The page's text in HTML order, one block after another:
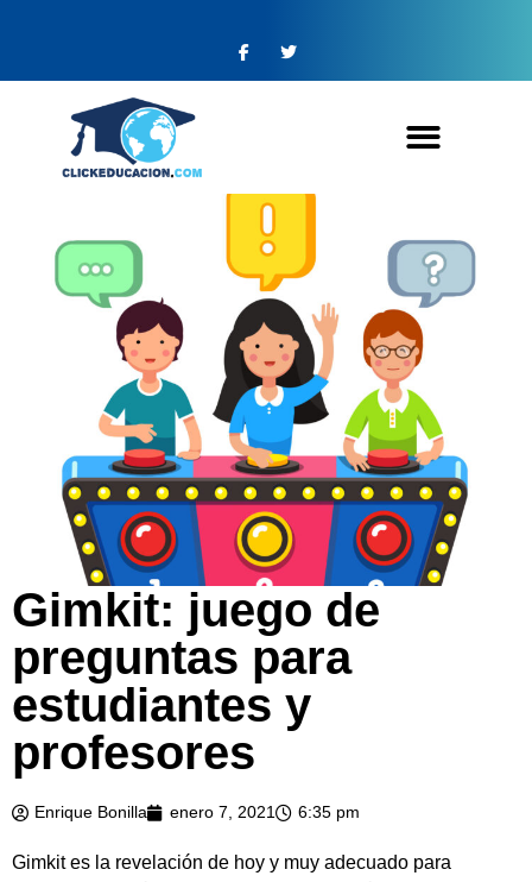
Gimkit: juego de
preguntas para
estudiantes y
profesores
Enrique Bonilla enero 7, 2021 6:35 pm
Gimkit es la revelación de hoy y muy adecuado para